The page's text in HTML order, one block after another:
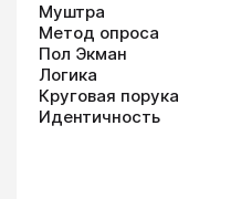
Муштра
Метод опроса
Пол Экман
Логика
Круговая порука
Идентичность